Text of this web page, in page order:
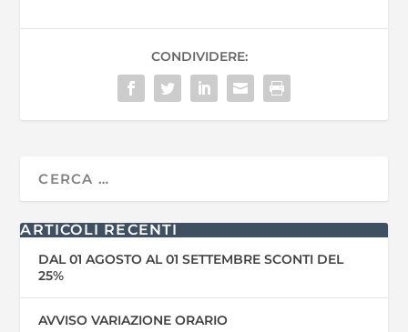
CONDIVIDERE:
ARTICOLI RECENTI
DAL 01 AGOSTO AL 01 SETTEMBRE SCONTI DEL
25%
AVVISO VARIAZIONE ORARIO